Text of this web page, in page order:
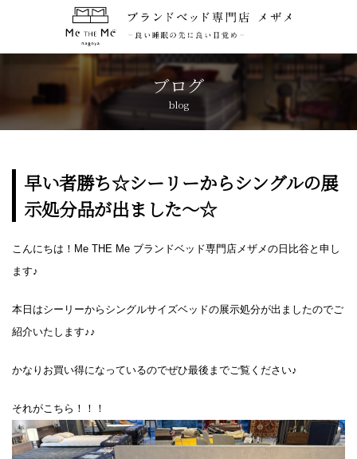
ブログ
blog
早い者勝ち☆シーリーからシングルの展
示処分品が出ました～☆
こんにちは！Me THE Me ブランドベッド専門店メザメの日比谷と申し
ます♪
本日はシーリーからシングルサイズベッドの展示処分が出ましたのでご
紹介いたします♪♪
かなりお買い得になっているのでぜひ最後までご覧ください♪
それがこちら！！！
トップページ TOP
CONCEPT
アクセス
ブログ BLOG